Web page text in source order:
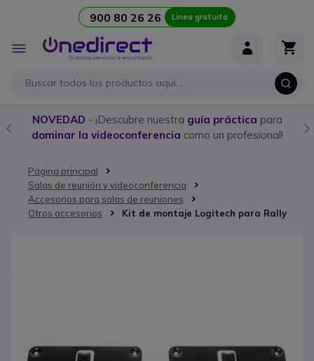
900 80 26 26 Linea gratuita
Toggle
Nav
NOVEDAD - ¡Descubre nuestra guía práctica para
dominar la videoconferencia como un profesional!
Página principal
Salas de reunión y videoconferencia
Accesorios para salas de reuniones
Otros accesorios
Kit de montaje Logitech para Rally